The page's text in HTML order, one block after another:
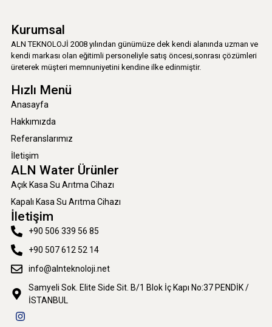
Kurumsal
ALN TEKNOLOJİ 2008 yılından günümüze dek kendi alanında uzman ve
kendi markası olan eğitimli personeliyle satış öncesi,sonrası çözümleri
üreterek müşteri memnuniyetini kendine ilke edinmiştir.
Hızlı Menü
Anasayfa
Hakkımızda
Referanslarımız
İletişim
ALN Water Ürünler
Açık Kasa Su Arıtma Cihazı
Kapalı Kasa Su Arıtma Cihazı
İletişim
+90 506 339 56 85
+90 507 612 52 14
info@alnteknoloji.net
Samyeli Sok. Elite Side Sit. B/1 Blok İç Kapı No:37 PENDİK /
İSTANBUL